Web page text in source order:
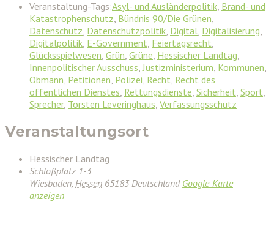
Veranstaltung-Tags:Asyl- und Ausländerpolitik, Brand- und
Katastrophenschutz, Bündnis 90/Die Grünen,
Datenschutz, Datenschutzpolitik, Digital, Digitalisierung,
Digitalpolitik, E-Government, Feiertagsrecht,
Glücksspielwesen, Grün, Grüne, Hessischer Landtag,
Innenpolitischer Ausschuss,Justizministerium, Kommunen,
Obmann, Petitionen, Polizei, Recht, Recht des
öffentlichen Dienstes, Rettungsdienste, Sicherheit, Sport,
Sprecher, Torsten Leveringhaus, Verfassungsschutz
Veranstaltungsort
Hessischer Landtag
Schloßplatz 1-3
Wiesbaden, Hessen 65183 Deutschland Google-Karte
anzeigen